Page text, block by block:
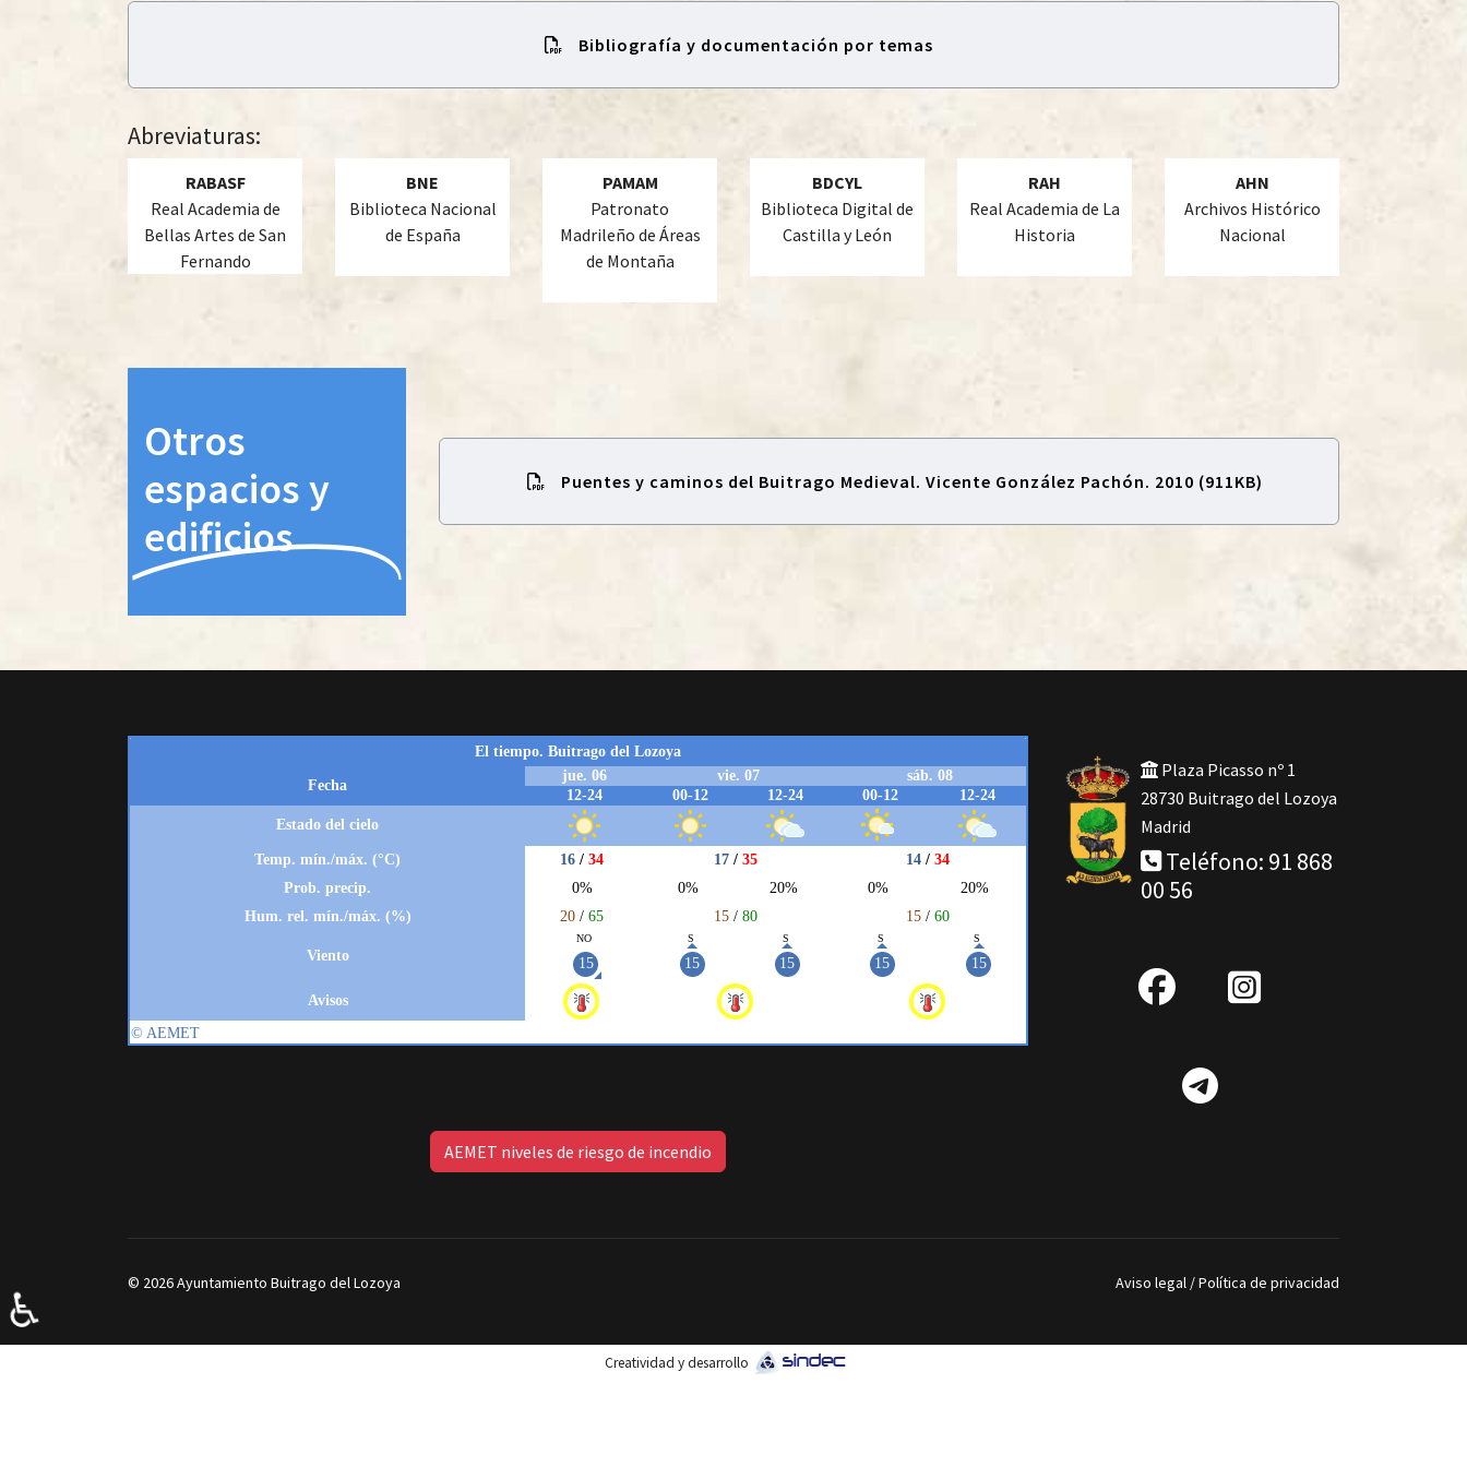
Bibliografía y documentación por temas
Abreviaturas:
RABASF
Real Academia de
Bellas Artes de San
Fernando
BNE
Biblioteca Nacional
de España
PAMAM
Patronato
Madrileño de Áreas
de Montaña
BDCYL
Biblioteca Digital de
Castilla y León
RAH
Real Academia de La
Historia
AHN
Archivos Histórico
Nacional
Otros
espacios y
edificios
Puentes y caminos del Buitrago Medieval. Vicente González Pachón. 2010 (911KB)
AEMET niveles de riesgo de incendio
Plaza Picasso nº 1
28730 Buitrago del Lozoya
Madrid
Teléfono: 91 868
00 56
fab
facebook
IG
Telegram
© 2026 Ayuntamiento Buitrago del Lozoya Aviso legal /Política de privacidad
Creatividad y desarrollo